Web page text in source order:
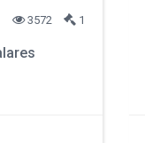
3572 1